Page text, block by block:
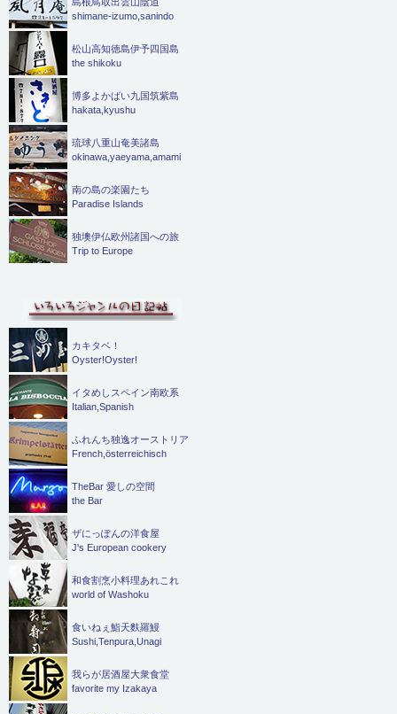
shimane-izumo,sanindo
松山高知徳島伊予四国島
the shikoku
博多よかばい九国筑紫島
hakata,kyushu
琉球八重山奄美諸島
okinawa,yaeyama,amami
南の島の楽園たち
Paradise Islands
独墺伊仏欧州諸国への旅
Trip to Europe
カキタベ！
Oyster!Oyster!
イタめしスペイン南欧系
Italian,Spanish
ふれんち独逸オーストリア
French,österreichisch
TheBar 愛しの空間
the Bar
ザにっぽんの洋食屋
J's European cookery
和食割烹小料理あれこれ
world of Washoku
食いねぇ鮨天麩羅鰻
Sushi,Tenpura,Unagi
我らが居酒屋大衆食堂
favorite my Izakaya